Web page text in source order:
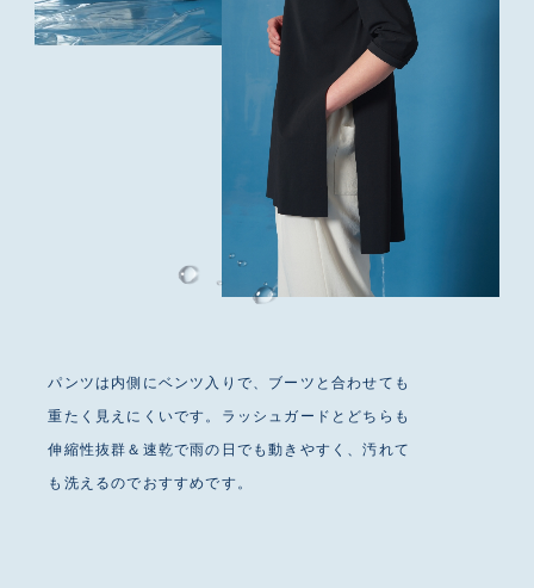
パンツは内側にベンツ入りで、ブーツと合わせても
重たく見えにくいです。ラッシュガードとどちらも
伸縮性抜群＆速乾で雨の日でも動きやすく、汚れて
も洗えるのでおすすめです。